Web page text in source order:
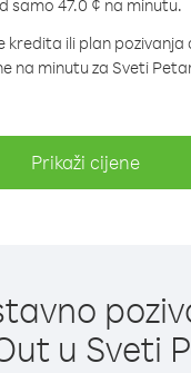
samo 47.0 ¢ na minutu.
kredita ili plan pozivanja
na minutu za Sveti
Prikaži cijene
u Sveti